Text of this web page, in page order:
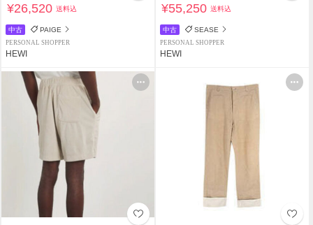
¥26,520送料込
中古 PAIGE
PERSONAL SHOPPER
HEWI
¥55,250送料込
中古 SEASE
PERSONAL SHOPPER
HEWI